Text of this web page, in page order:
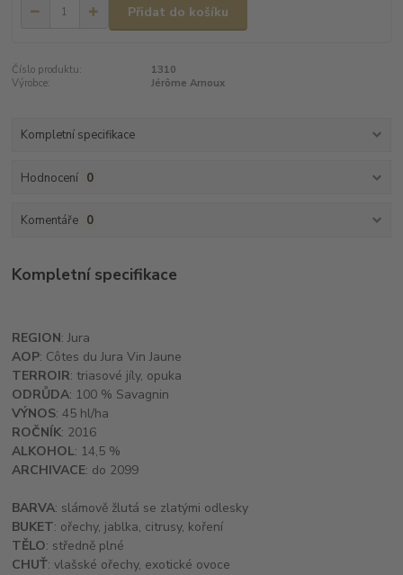
Přidat do košíku
Číslo produktu:
1310
Výrobce:
Jérôme Arnoux
Kompletní specifikace
Hodnocení 0
Komentáře 0
Kompletní specifikace
REGION: Jura
AOP: Côtes du Jura Vin Jaune
TERROIR: triasové jíly, opuka
ODRŮDA: 100 % Savagnin
VÝNOS: 45 hl/ha
ROČNÍK: 2016
ALKOHOL: 14,5 %
ARCHIVACE: do 2099
BARVA: slámově žlutá se zlatými odlesky
BUKET: ořechy, jablka, citrusy, koření
TĚLO: středně plné
CHUŤ: vlašské ořechy, exotické ovoce